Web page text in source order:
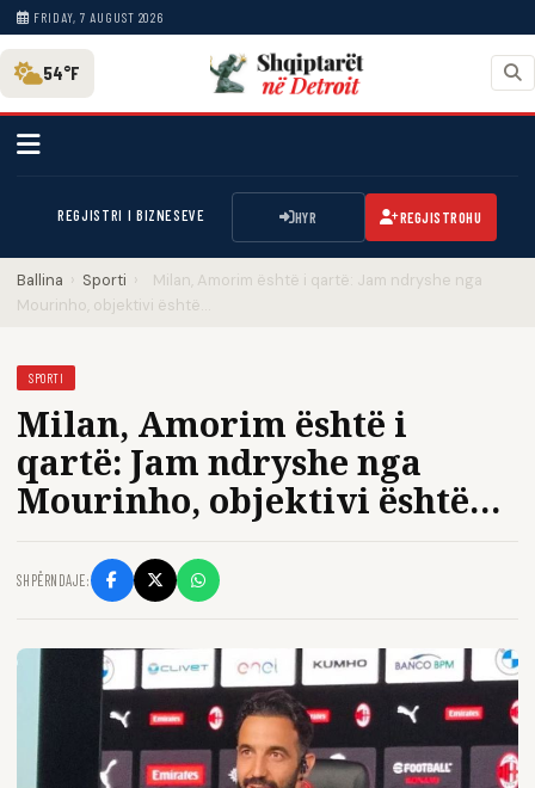
FRIDAY, 7 AUGUST 2026
54°F
REGJISTRI I BIZNESEVE HYR REGJISTROHU
Ballina › Sporti ›
Milan, Amorim është i qartë: Jam ndryshe nga
Mourinho, objektivi është…
SPORTI
Milan, Amorim është i
qartë: Jam ndryshe nga
Mourinho, objektivi është…
SHPËRNDAJE: